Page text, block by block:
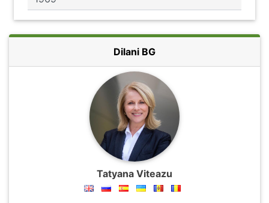
Dilani BG
Tatyana Viteazu